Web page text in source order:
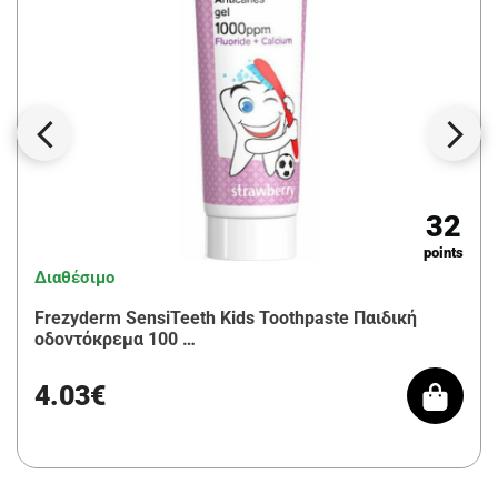
32
points
Διαθέσιμο
Frezyderm SensiTeeth Kids Toothpaste Παιδική
οδοντόκρεμα 100 …
4.03€